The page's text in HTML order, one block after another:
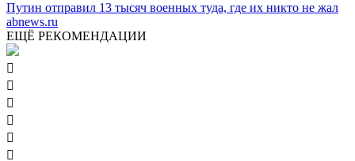
Путин отправил 13 тысяч военных туда, где их никто не жал
abnews.ru
ЕЩЁ РЕКОМЕНДАЦИИ





